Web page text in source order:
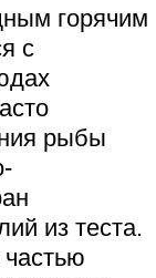
горячим
с
рыбы
из теста.